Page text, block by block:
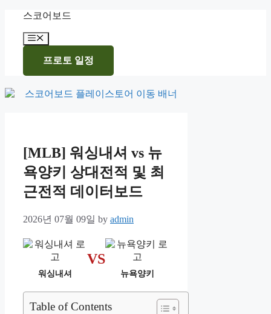
content
스코어보드
Menu
프로토 일정
[MLB] 워싱내셔 vs 뉴
욕양키 상대전적 및 최
근전적 데이터보드
2026년 07월 09일 by admin
워싱내셔
VS
뉴욕양키
Table of Contents